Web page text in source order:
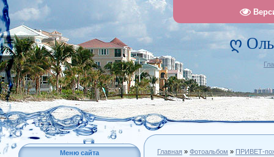
ღ
Меню сайта Главная » Фотоальбом » ПРИВЕТ-